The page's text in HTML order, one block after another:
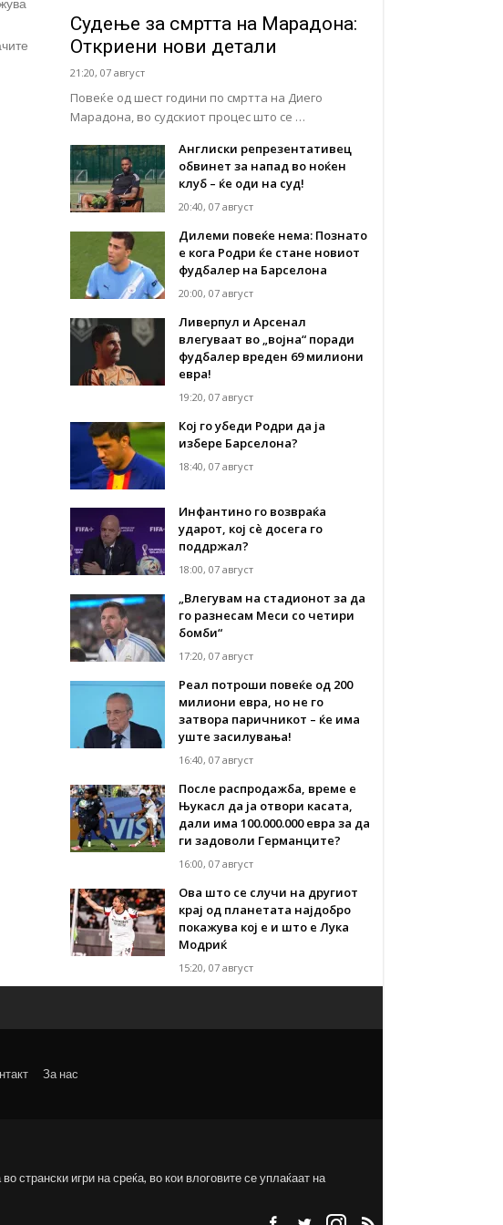
Судење за смртта на Марадона:
Откриени нови детали
21:20, 07 август
Повеќе од шест години по смртта на Диего
Марадона, во судскиот процес што се …
Англиски репрезентативец
обвинет за напад во ноќен
клуб – ќе оди на суд!
20:40, 07 август
Дилеми повеќе нема: Познато
е кога Родри ќе стане новиот
фудбалер на Барселона
20:00, 07 август
Ливерпул и Арсенал
влегуваат во „војна“ поради
фудбалер вреден 69 милиони
евра!
19:20, 07 август
Кој го убеди Родри да ја
избере Барселона?
18:40, 07 август
Инфантино го возвраќа
ударот, кој сè досега го
поддржал?
18:00, 07 август
„Влегувам на стадионот за да
го разнесам Меси со четири
бомби“
17:20, 07 август
Реал потроши повеќе од 200
милиони евра, но не го
затвора паричникот – ќе има
уште засилувања!
16:40, 07 август
После распродажба, време е
Њукасл да ја отвори касата,
дали има 100.000.000 евра за да
ги задоволи Германците?
16:00, 07 август
Ова што се случи на другиот
крај од планетата најдобро
покажува кој е и што е Лука
Модриќ
15:20, 07 август
За нас
странски игри на среќа, во кои влоговите се уплаќаат на